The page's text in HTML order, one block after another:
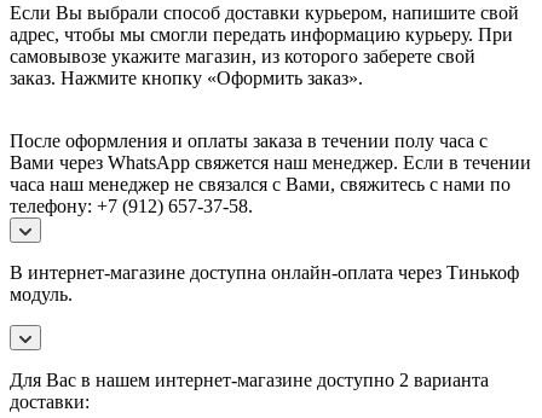
Если Вы выбрали способ доставки курьером, напишите свой
адрес, чтобы мы смогли передать информацию курьеру. При
самовывозе укажите магазин, из которого заберете свой
заказ. Нажмите кнопку «Оформить заказ».
После оформления и оплаты заказа в течении полу часа с
Вами через WhatsApp свяжется наш менеджер. Если в течении
часа наш менеджер не связался с Вами, свяжитесь с нами по
телефону: +7 (912) 657-37-58.
В интернет-магазине доступна онлайн-оплата через Тинькоф
модуль.
Для Вас в нашем интернет-магазине доступно 2 варианта
доставки: